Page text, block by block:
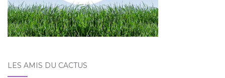
LES AMIS DU CACTUS